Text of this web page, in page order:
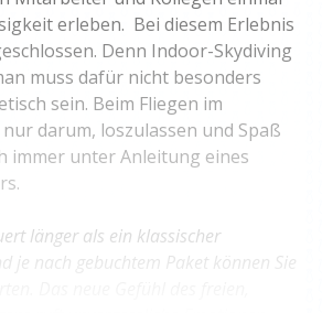
erleben. Bei diesem Erlebnis
Denn Indoor-Skydiving
muss dafür nicht besonders
sein. Beim Fliegen im
darum, loszulassen und Spaß
immer unter Anleitung eines
länger als ein klassischer
je nach gebuchtem Paket können Sie